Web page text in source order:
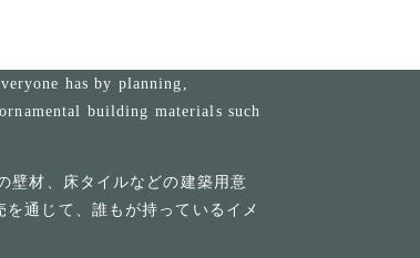
has by planning,
building materials such
壁材、床タイルなどの建築用意
通じて、誰もが持っているイメ